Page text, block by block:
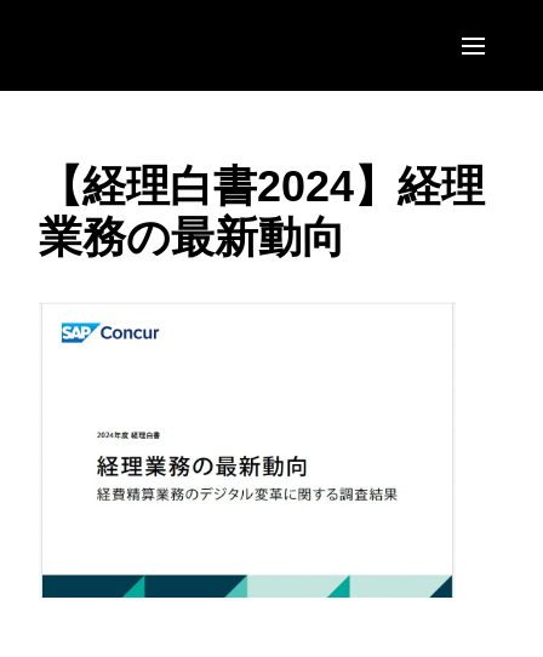
United States (English)
Canada (English)
EUROPE
United Kingdom (English)
Sweden (English)
Finland (English)
ASIA PACIFIC
Singapore (English)
【経理白書2024】経理
業務の最新動向